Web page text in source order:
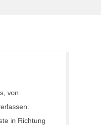
von
in Richtung